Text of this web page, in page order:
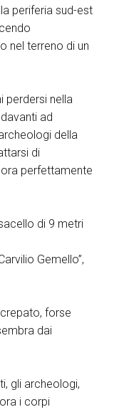
periferia sud-est
nel terreno di un
perdersi nella
ad
della
di
perfettamente
di 9 metri
Gemello”,
forse
dai
gli archeologi,
i corpi